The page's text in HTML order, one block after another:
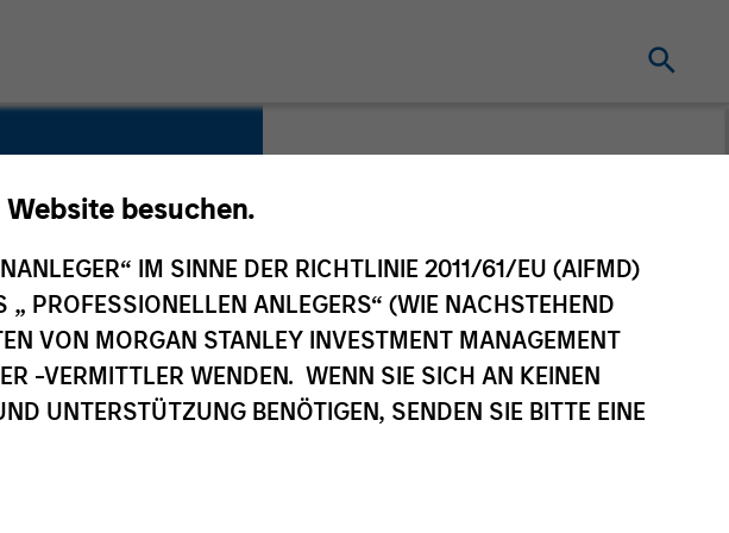
besuchen.
IM SINNE DER RICHTLINIE 2011/61/EU (AIFMD)
PROFESSIONELLEN ANLEGERS“ (WIE NACHSTEHEND
VON MORGAN STANLEY INVESTMENT MANAGEMENT
-VERMITTLER WENDEN. WENN SIE SICH AN KEINEN
UNTERSTÜTZUNG BENÖTIGEN, SENDEN SIE BITTE EINE
States